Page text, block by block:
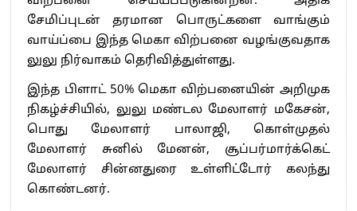
சேமிப்புடன் தரமான பொருட்களை வாங்கும்
வாய்ப்பை இந்த மெகா விற்பனை வழங்குவதாக
லுலு நிர்வாகம் தெரிவித்துள்ளது.
இந்த பிளாட் 50% மெகா விற்பனையின் அறிமுக
நிகழ்ச்சியில், லுலு மண்டல மேலாளர் மகேசன்,
பொது மேலாளர் பாலாஜி, கொள்முதல்
மேலாளர் சுனில் மேனன், சூப்பர்மார்க்கெட்
மேலாளர் சின்னதுரை உள்ளிட்டோர் கலந்து
கொண்டனர்.